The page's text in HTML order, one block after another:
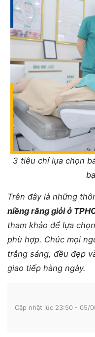
3 tiêu chí lựa chọn
Trên đây là những
niềng răng giỏi ở
tham khảo để lựa
phù hợp. Chúc mọi
trắng sáng, đều đẹp
giao tiếp hàng ngày.
Cập nhật lúc 23:50 - 05/